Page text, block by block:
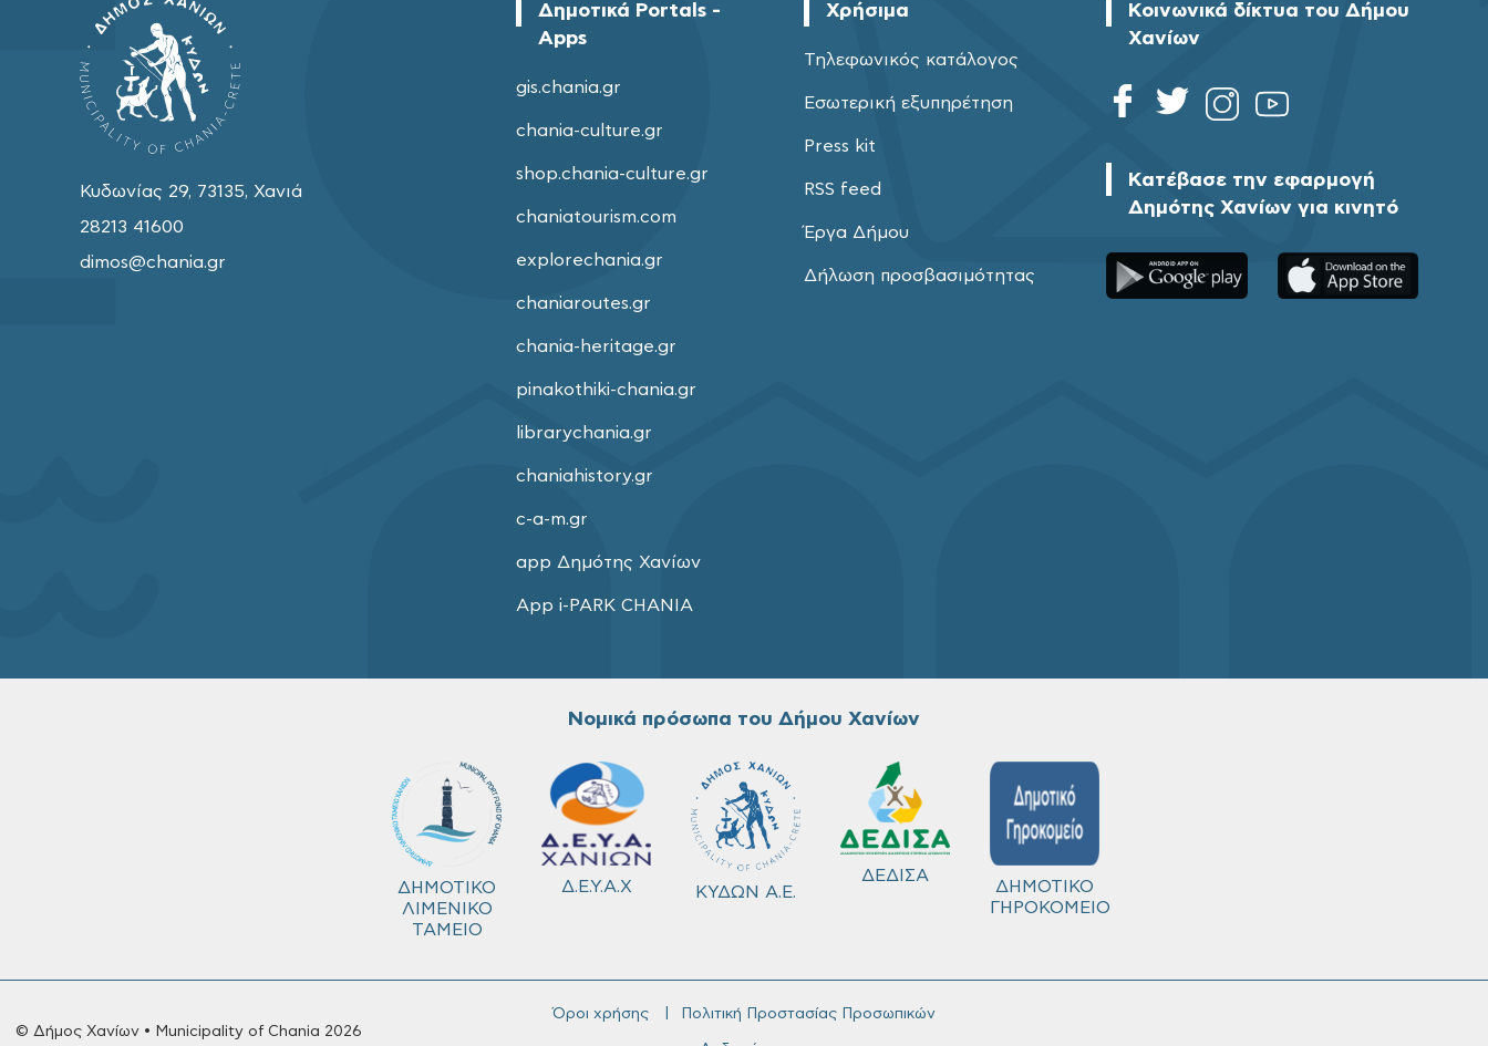
Κυδωνίας 29, 73135, Χανιά
28213 41600
dimos@chania.gr
Δημοτικά Portals -
Apps
gis.chania.gr
chania-culture.gr
shop.chania-culture.gr
chaniatourism.com
explorechania.gr
chaniaroutes.gr
chania-heritage.gr
pinakothiki-chania.gr
librarychania.gr
chaniahistory.gr
c-a-m.gr
app Δημότης Χανίων
App i-PARK CHANIA
Χρήσιμα
Τηλεφωνικός κατάλογος
Εσωτερική εξυπηρέτηση
Press kit
RSS feed
Έργα Δήμου
Δήλωση προσβασιμότητας
Κοινωνικά δίκτυα του Δήμου
Χανίων
Κατέβασε την εφαρμογή
Δημότης Χανίων για κινητό
Νομικά πρόσωπα του Δήμου Χανίων
ΔΗΜΟΤΙΚΟ
ΛΙΜΕΝΙΚΟ
ΤΑΜΕΙΟ
Δ.Ε.Υ.Α.Χ ΚΥΔΩΝ Α.Ε.
ΔΕΔΙΣΑ
ΔΗΜΟΤΙΚΟ
ΓΗΡΟΚΟΜΕΙΟ
© Δήμος Χανίων • Municipality of Chania 2026
Όροι χρήσης Πολιτική Προστασίας Προσωπικών